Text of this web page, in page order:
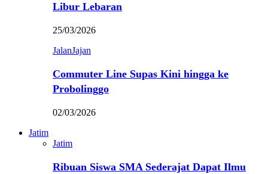
Libur Lebaran
25/03/2026
JalanJajan
Commuter Line Supas Kini hingga ke
Probolinggo
02/03/2026
Jatim
Jatim
Ribuan Siswa SMA Sederajat Dapat Ilmu